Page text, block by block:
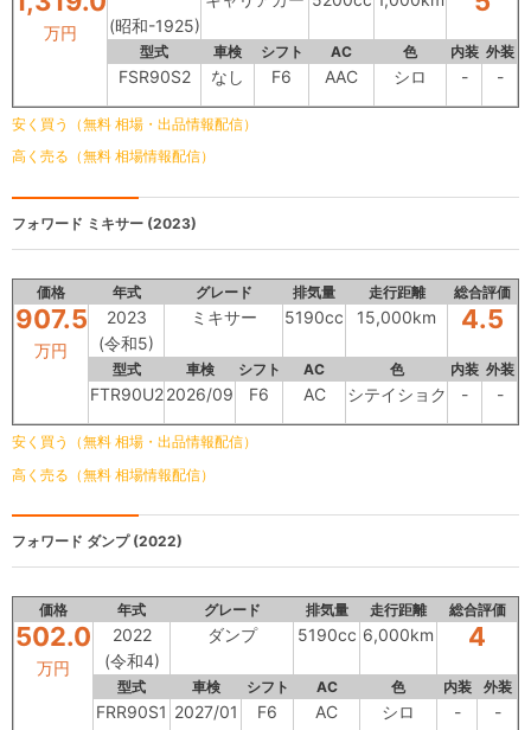
万円 (昭和-1925)
型式 車検 シフト AC 色 内装 外装
FSR90S2 なし F6 AAC シロ - -
安く買う（無料 相場・出品情報配信）
高く売る（無料 相場情報配信）
フォワード ミキサー (2023)
価格 年式 グレード 排気量 走行距離 総合評価
907.5
万円
2023
(令和5)
ミキサー 5190cc 15,000km 4.5
型式 車検 シフト AC 色 内装 外装
FTR90U2 2026/09 F6 AC シテイショク - -
安く買う（無料 相場・出品情報配信）
高く売る（無料 相場情報配信）
フォワード ダンプ (2022)
価格 年式 グレード 排気量 走行距離 総合評価
502.0
万円
2022
(令和4)
ダンプ 5190cc 6,000km 4
型式 車検 シフト AC 色 内装 外装
FRR90S1 2027/01 F6 AC シロ - -